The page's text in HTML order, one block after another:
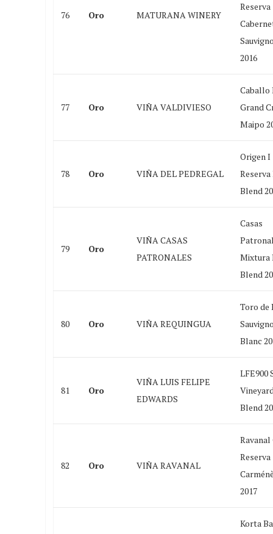
76 Oro MATURANA WINERY
Reserva
2016
77 Oro VIÑA VALDIVIESO
Caballo
Grand
Maipo
78 Oro VIÑA DEL PEDREGAL
Origen I
Reserva
Blend
79 Oro
VIÑA CASAS
PATRONALES
Casas
Mixtura
Blend
80 Oro VIÑA REQUINGUA
Toro de
Blanc
81 Oro
VIÑA LUIS FELIPE
EDWARDS
LFE900
Blend
82 Oro VIÑA RAVANAL
Ravanal
Reserva
2017
Korta